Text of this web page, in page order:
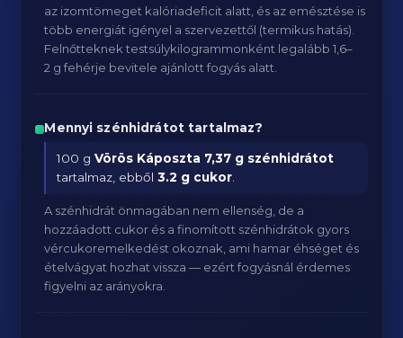
az izomtömeget kalóriadeficit alatt, és az emésztése is
több energiát igényel a szervezettől (termikus hatás).
Felnőtteknek testsúlykilogrammonként legalább 1,6–
2 g fehérje bevitele ajánlott fogyás alatt.
Mennyi szénhidrátot tartalmaz?
100 gVörös Káposzta 7,37 g szénhidrátot
tartalmaz, ebből3.2 g cukor
A szénhidrát önmagában nem ellenség, de a
hozzáadott cukor és a finomított szénhidrátok gyors
vércukoremelkedést okoznak, ami hamar éhséget és
ételvágyat hozhat vissza — ezért fogyásnál érdemes
figyelni az arányokra.